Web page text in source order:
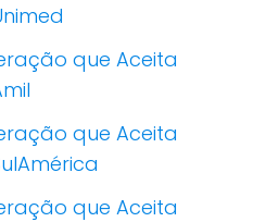
que Aceita
que Aceita
que Aceita